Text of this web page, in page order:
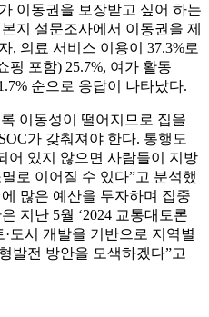
이동권을 보장받고 싶어 하는
지 설문조사에서 이동권을 제
, 의료 서비스 이용이 37.3%로
핑 포함) 25.7%, 여가 활동
순으로 응답이 나타났다.
이동성이 떨어지므로 집을
가 갖춰져야 한다. 통행도
어 있지 않으면 사람들이 지방
로 이어질 수 있다”고 분석했
많은 예산을 투자하며 집중
지난 5월 ‘2024 교통대토론
도시 개발을 기반으로 지역별
발전 방안을 모색하겠다”고